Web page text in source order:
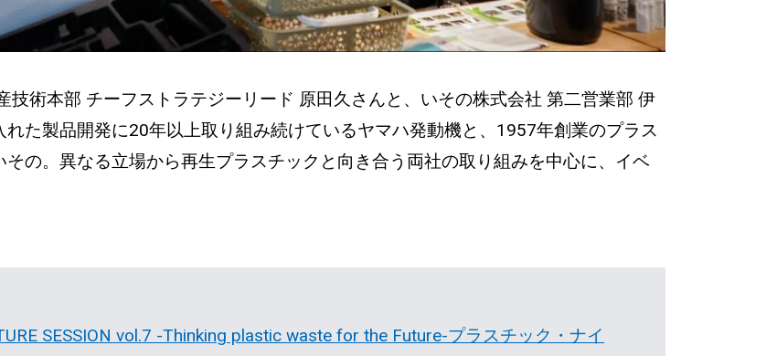
術本部 チーフストラテジーリード 原田久さんと、いその株式会社 第二営業部 伊
た製品開発に20年以上取り組み続けているヤマハ発動機と、1957年創業のプラス
の。異なる立場から再生プラスチックと向き合う両社の取り組みを中心に、イベ
SESSION vol.7 -Thinking plastic waste for the Future-プラスチック・ナイ